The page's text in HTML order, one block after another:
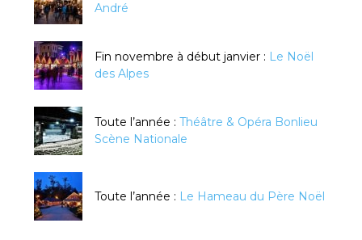
André
Fin novembre à début janvier : Le Noël
des Alpes
Toute l’année : Théâtre & Opéra Bonlieu
Scène Nationale
Toute l’année : Le Hameau du Père Noël